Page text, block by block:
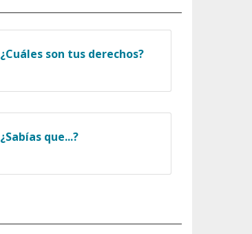
¿Cuáles son tus derechos?
¿Sabías que...?